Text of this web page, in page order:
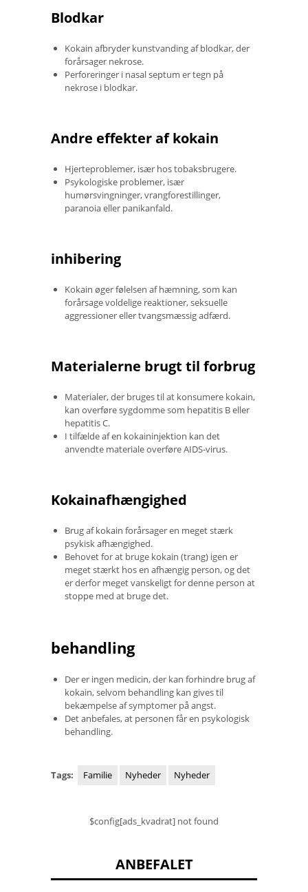
Blodkar
Kokain afbryder kunstvanding af blodkar, der
forårsager nekrose.
Perforeringer i nasal septum er tegn på
nekrose i blodkar.
Andre effekter af kokain
Hjerteproblemer, især hos tobaksbrugere.
Psykologiske problemer, især
humørsvingninger, vrangforestillinger,
paranoia eller panikanfald.
inhibering
Kokain øger følelsen af ​​hæmning, som kan
forårsage voldelige reaktioner, seksuelle
aggressioner eller tvangsmæssig adfærd.
Materialerne brugt til forbrug
Materialer, der bruges til at konsumere kokain,
kan overføre sygdomme som hepatitis B eller
hepatitis C.
I tilfælde af en kokaininjektion kan det
anvendte materiale overføre AIDS-virus.
Kokainafhængighed
Brug af kokain forårsager en meget stærk
psykisk afhængighed.
Behovet for at bruge kokain (trang) igen er
meget stærkt hos en afhængig person, og det
er derfor meget vanskeligt for denne person at
stoppe med at bruge det.
behandling
Der er ingen medicin, der kan forhindre brug af
kokain, selvom behandling kan gives til
bekæmpelse af symptomer på angst.
Det anbefales, at personen får en psykologisk
behandling.
Tags: Familie Nyheder Nyheder
$config[ads_kvadrat] not found
ANBEFALET